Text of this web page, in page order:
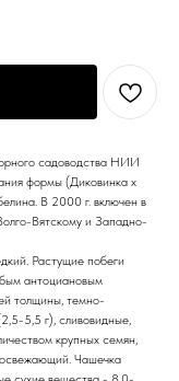
садоводства НИИ
формы (Диковинка х
В 2000 г. включен в
Вятскому и Западно-
Растущие побеги
антоциановым
толщины, темно-
5,5 г), сливовидные,
крупных семян,
освежающий. Чашечка